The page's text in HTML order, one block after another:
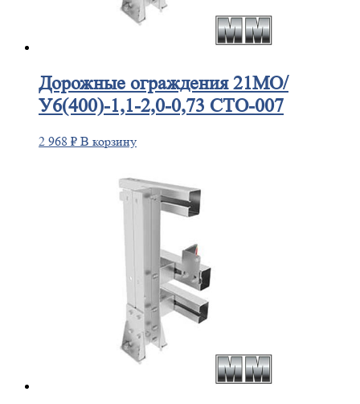
Дорожные ограждения 21МО/
У6(400)-1,1-2,0-0,73 СТО-007
2 968 ₽ В корзину